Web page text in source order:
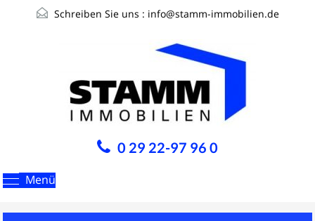
Schreiben Sie uns : info@stamm-immobilien.de
0 29 22-97 96 0
Menü